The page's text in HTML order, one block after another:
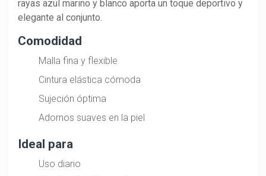
rayas azul marino y blanco aporta un toque deportivo y
elegante al conjunto.
Comodidad
Malla fina y flexible
Cintura elástica cómoda
Sujeción óptima
Adornos suaves en la piel
Ideal para
Uso diario